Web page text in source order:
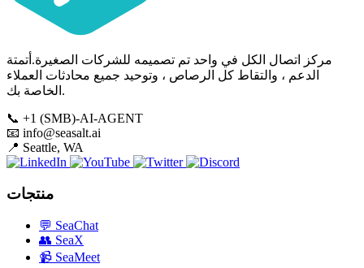
مركز اتصال الكل في واحد تم تصميمه للشركات الصغيرة.أتمتة
الدعم ، والتقاط كل الرصاص ، وتوحيد جميع محادثات العملاء
الخاصة بك.
📞 +1 (SMB)-AI-AGENT
📧 info@seasalt.ai
📍 Seattle, WA
منتجات
💬 SeaChat
👥 SeaX
📹 SeaMeet